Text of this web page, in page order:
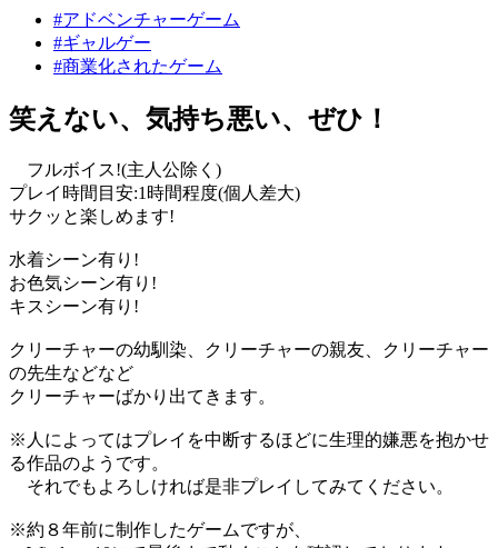
#アドベンチャーゲーム
#ギャルゲー
#商業化されたゲーム
笑えない、気持ち悪い、ぜひ！
フルボイス!(主人公除く)
プレイ時間目安:1時間程度(個人差大)
サクッと楽しめます!
水着シーン有り!
お色気シーン有り!
キスシーン有り!
クリーチャーの幼馴染、クリーチャーの親友、クリーチャー
の先生などなど
クリーチャーばかり出てきます。
※人によってはプレイを中断するほどに生理的嫌悪を抱かせ
る作品のようです。
それでもよろしければ是非プレイしてみてください。
※約８年前に制作したゲームですが、